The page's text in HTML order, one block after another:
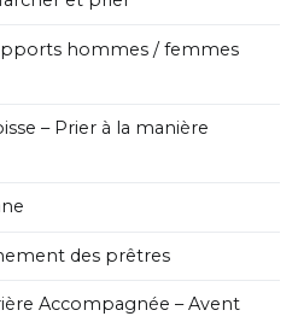
hommes / femmes
– Prier à la manière
des prêtres
Accompagnée – Avent